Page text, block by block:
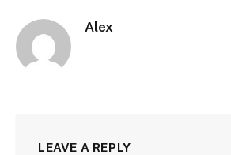
Alex
LEAVE A REPLY